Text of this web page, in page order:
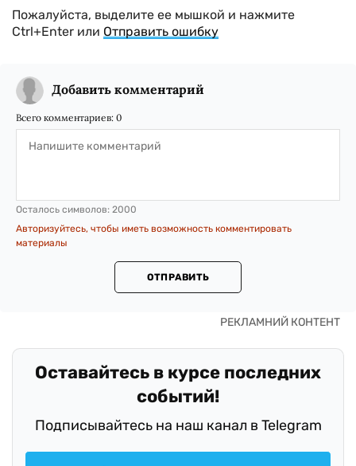
Пожалуйста, выделите ее мышкой и нажмите
Ctrl+Enter или Отправить ошибку
Добавить комментарий
Всего комментариев: 0
Осталось символов: 2000
Авторизуйтесь, чтобы иметь возможность комментировать
материалы
ОТПРАВИТЬ
Оставайтесь в курсе последних
событий!
Подписывайтесь на наш канал в Telegram